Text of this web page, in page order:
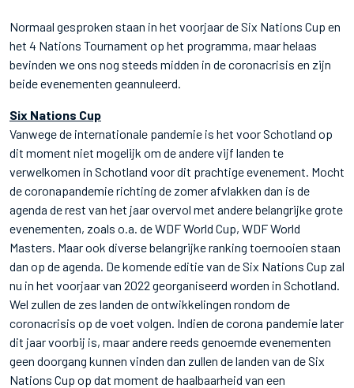
Normaal gesproken staan in het voorjaar de Six Nations Cup en
het 4 Nations Tournament op het programma, maar helaas
bevinden we ons nog steeds midden in de coronacrisis en zijn
beide evenementen geannuleerd.
Six Nations Cup
Vanwege de internationale pandemie is het voor Schotland op
dit moment niet mogelijk om de andere vijf landen te
verwelkomen in Schotland voor dit prachtige evenement. Mocht
de coronapandemie richting de zomer afvlakken dan is de
agenda de rest van het jaar overvol met andere belangrijke grote
evenementen, zoals o.a. de WDF World Cup, WDF World
Masters. Maar ook diverse belangrijke ranking toernooien staan
dan op de agenda. De komende editie van de Six Nations Cup zal
nu in het voorjaar van 2022 georganiseerd worden in Schotland.
Wel zullen de zes landen de ontwikkelingen rondom de
coronacrisis op de voet volgen. Indien de corona pandemie later
dit jaar voorbij is, maar andere reeds genoemde evenementen
geen doorgang kunnen vinden dan zullen de landen van de Six
Nations Cup op dat moment de haalbaarheid van een